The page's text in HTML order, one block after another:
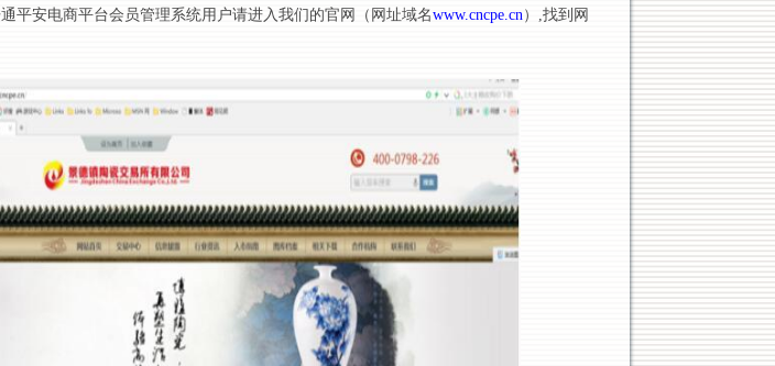
平安电商平台会员管理系统用户请进入我们的官网（网址域名www.cncpe.cn） ,找到网